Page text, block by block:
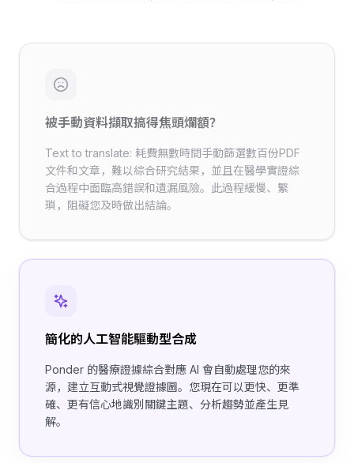
被手動資料擷取搞得焦頭爛額？
Text to translate: 耗費無數時間手動篩選數百份PDF
文件和文章，難以綜合研究結果，並且在醫學實證綜
合過程中面臨高錯誤和遺漏風險。此過程緩慢、繁
瑣，阻礙您及時做出結論。
簡化的人工智能驅動型合成
Ponder 的醫療證據綜合對應 AI 會自動處理您的來
源，建立互動式視覺證據圖。您現在可以更快、更準
確、更有信心地識別關鍵主題、分析趨勢並產生見
解。